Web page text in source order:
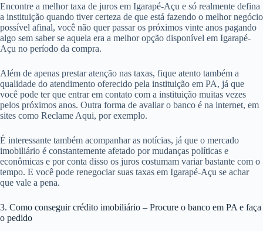
Encontre a melhor taxa de juros em Igarapé-Açu e só realmente defina
a instituição quando tiver certeza de que está fazendo o melhor negócio
possível afinal, você não quer passar os próximos vinte anos pagando
algo sem saber se aquela era a melhor opção disponível em Igarapé-
Açu no período da compra.
Além de apenas prestar atenção nas taxas, fique atento também a
qualidade do atendimento oferecido pela instituição em PA, já que
você pode ter que entrar em contato com a instituição muitas vezes
pelos próximos anos. Outra forma de avaliar o banco é na internet, em
sites como Reclame Aqui, por exemplo.
É interessante também acompanhar as notícias, já que o mercado
imobiliário é constantemente afetado por mudanças políticas e
econômicas e por conta disso os juros costumam variar bastante com o
tempo. E você pode renegociar suas taxas em Igarapé-Açu se achar
que vale a pena.
3. Como conseguir crédito imobiliário – Procure o banco em PA e faça
o pedido